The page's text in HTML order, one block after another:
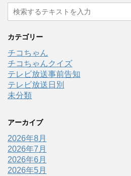
カテゴリー
チコちゃん
チコちゃんクイズ
テレビ放送事前告知
テレビ放送日別
未分類
アーカイブ
2026年8月
2026年7月
2026年6月
2026年5月